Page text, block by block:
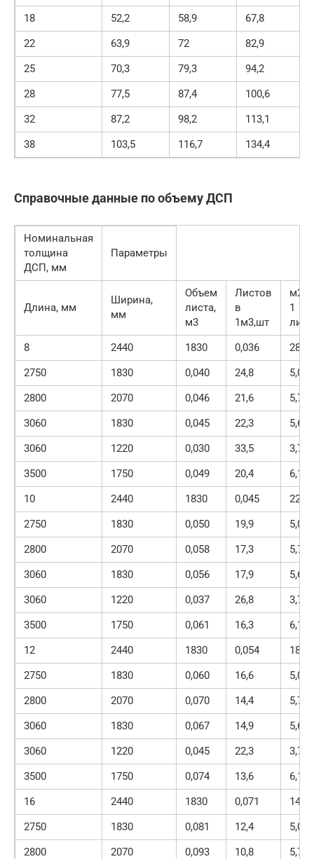
18
52,2 58,9 67,8
22
63,9 72 82,9
25
70,3 79,3 94,2
28
77,5 87,4 100,6
32
87,2 98,2 113,1
38
103,5 116,7 134,4
Справочные данные по объему ДСП
Номинальная
толщина
ДСП, мм
Параметры
Длина, мм
Ширина,
мм
Объем
листа,
м3
Листов
в
1м3,шт
м2 в
1
8
2440 1830 0,036
28
2750
1830 0,040 24,8
5,03
2800
2070 0,046 21,6
5,79
3060
1830 0,045 22,3
5,6
3060
1220 0,030 33,5
3,73
3500
1750 0,049 20,4
6,12
10
2440 1830 0,045
22,4
2750
1830 0,050 19,9
5,03
2800
2070 0,058 17,3
5,79
3060
1830 0,056 17,9
5,6
3060
1220 0,037 26,8
3,73
3500
1750 0,061 16,3
6,12
12
2440 1830 0,054
18,7
2750
1830 0,060 16,6
5,03
2800
2070 0,070 14,4
5,79
3060
1830 0,067 14,9
5,6
3060
1220 0,045 22,3
3,73
3500
1750 0,074 13,6
6,12
16
2440 1830 0,071
14
2750
1830 0,081 12,4
5,03
2800
2070 0,093 10,8
5,79